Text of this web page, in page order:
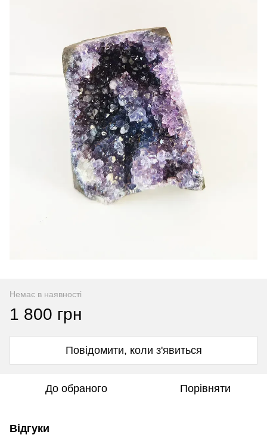
Немає в наявності
1 800 грн
Повідомити, коли з'явиться
До обраного Порівняти
Відгуки